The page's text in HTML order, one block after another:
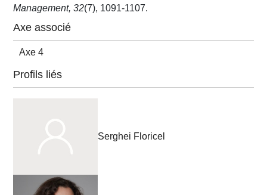
Management, 32(7), 1091-1107.
Axe associé
Axe 4
Profils liés
Serghei Floricel